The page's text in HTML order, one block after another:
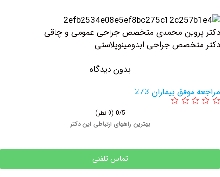
محمدی متخصص جراحی عمومی و چاقی
جراحی ابدومینوپلاستی
بدون دیدگاه
بیماران 273
بهترین راههای ارتباطی این دکتر
تماس تلفنی